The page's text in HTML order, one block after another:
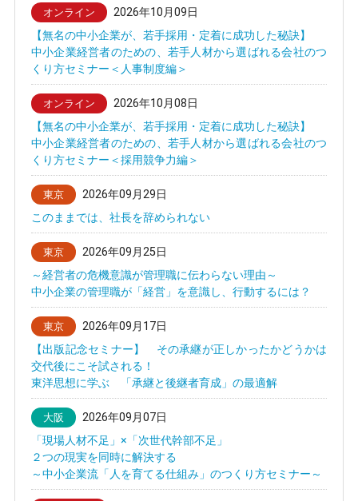
オンライン
2026年10月09日
【無名の中小企業が、若手採用・定着に成功した秘訣】
中小企業経営者のための、若手人材から選ばれる会社のつ
くり方セミナー＜人事制度編＞
オンライン
2026年10月08日
【無名の中小企業が、若手採用・定着に成功した秘訣】
中小企業経営者のための、若手人材から選ばれる会社のつ
くり方セミナー＜採用競争力編＞
東京
2026年09月29日
このままでは、社長を辞められない
東京
2026年09月25日
～経営者の危機意識が管理職に伝わらない理由～
中小企業の管理職が「経営」を意識し、行動するには？
東京
2026年09月17日
【出版記念セミナー】 その承継が正しかったかどうかは
交代後にこそ試される！
東洋思想に学ぶ 「承継と後継者育成」の最適解
大阪
2026年09月07日
「現場人材不足」×「次世代幹部不足」
２つの現実を同時に解決する
～中小企業流「人を育てる仕組み」のつくり方セミナー～